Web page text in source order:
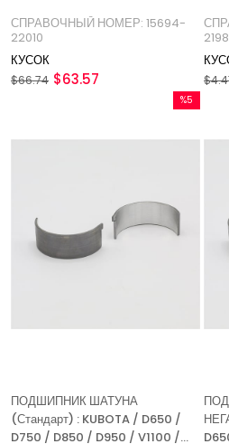
СПРАВОЧНЫЙ НОМЕР: 15694-
22010
КУСОК
$63.57
$66.74
ПОДШИПНИК ШАТУНА
(Стандарт) : KUBOTA / D650 /
D750 / D850 / D950 / V1100 /
%5
%5Скидка